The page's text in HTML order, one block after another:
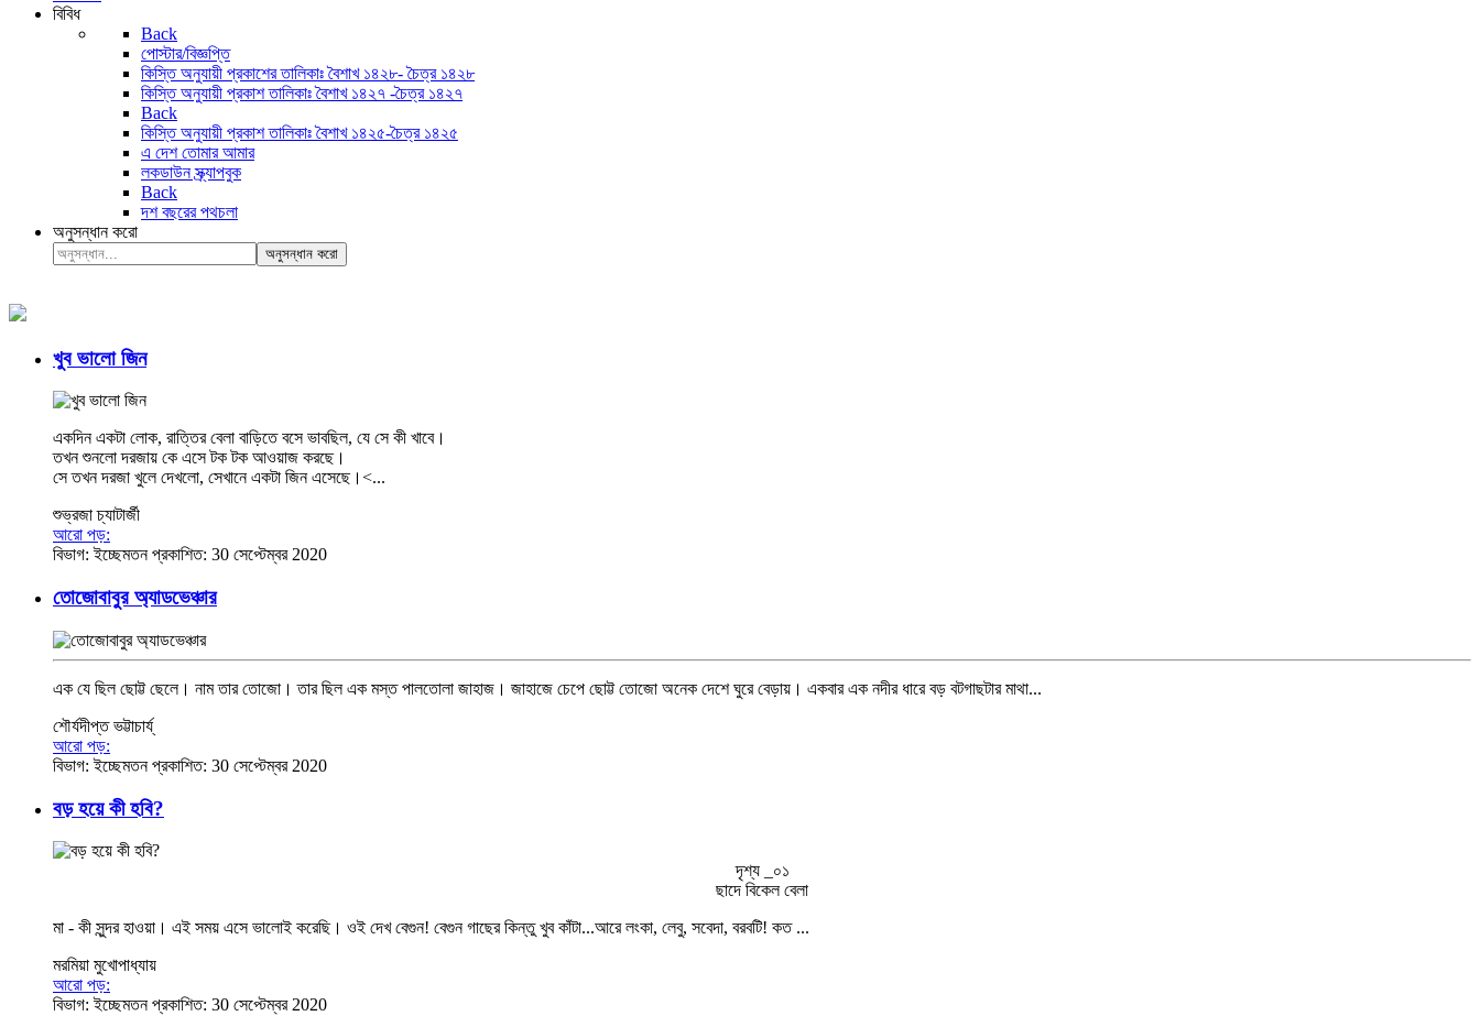
বিবিধ
Back
পোস্টার/বিজ্ঞপ্তি
কিস্তি অনুযায়ী প্রকাশের তালিকাঃ বৈশাখ ১৪২৮- চৈত্র ১৪২৮
কিস্তি অনুযায়ী প্রকাশ তালিকাঃ বৈশাখ ১৪২৭ -চৈত্র ১৪২৭
Back
কিস্তি অনুযায়ী প্রকাশ তালিকাঃ বৈশাখ ১৪২৫-চৈত্র ১৪২৫
এ দেশ তোমার আমার
লকডাউন স্ক্র্যাপবুক
Back
দশ বছরের পথচলা
অনুসন্ধান করো
অনুসন্ধান করো
খুব ভালো জিন
একদিন একটা লোক, রাত্তির বেলা বাড়িতে বসে ভাবছিল, যে সে কী খাবে।
তখন শুনলো দরজায় কে এসে টক টক আওয়াজ করছে।
সে তখন দরজা খুলে দেখলো, সেখানে একটা জিন এসেছে।<...
শুভ্রজা চ্যাটার্জী
আরো পড়:
বিভাগ:ইচ্ছেমতন প্রকাশিত: 30 সেপ্টেম্বর 2020
তোজোবাবুর অ্যাডভেঞ্চার
এক যে ছিল ছোট্ট ছেলে। নাম তার তোজো। তার ছিল এক মস্ত পালতোলা জাহাজ। জাহাজে চেপে ছোট্ট তোজো অনেক দেশে ঘুরে বেড়ায়। একবার এক নদীর ধারে বড় বটগাছটার মাথা...
শৌর্যদীপ্ত ভট্টাচার্য্
আরো পড়:
বিভাগ:ইচ্ছেমতন প্রকাশিত: 30 সেপ্টেম্বর 2020
বড় হয়ে কী হবি?
দৃশ্য _০১
ছাদে বিকেল বেলা
মা - কী সুন্দর হাওয়া। এই সময় এসে ভালোই করেছি। ওই দেখ বেগুন! বেগুন গাছের কিন্তু খুব কাঁটা...আরে লংকা, লেবু, সবেদা, বরবটি! কত ...
মরমিয়া মুখোপাধ্যায়
আরো পড়:
বিভাগ:ইচ্ছেমতন প্রকাশিত: 30 সেপ্টেম্বর 2020